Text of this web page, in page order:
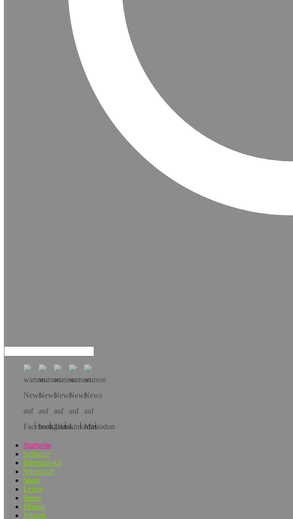
Hol dir die App!
Startseite
Schweiz
International
Wirtschaft
Sport
Leben
Spass
Digital
Wissen